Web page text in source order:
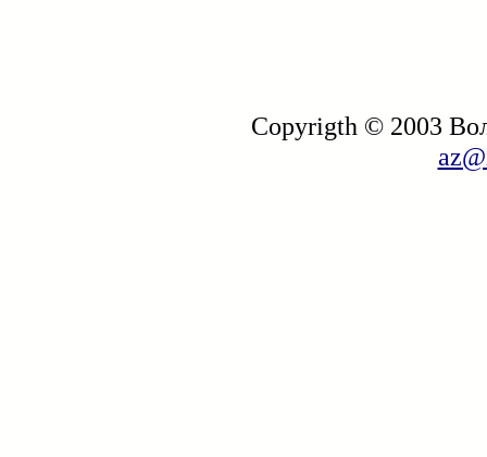
Copyrigth © 2003